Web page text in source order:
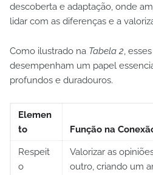
descoberta e adaptação, onde
lidar com as diferenças e a
Como ilustrado na Tabela 2,
desempenham um papel
profundos e duradouros.
Elemen
to
Função na
Respeit
o
Valorizar as
outro, criando um